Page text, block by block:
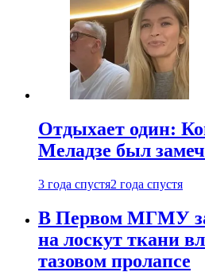
Отдыхает один:
Меладзе был
3 года спустя2 года спустя
В Первом МГМУ
на лоскут ткани
тазовом пролапсе